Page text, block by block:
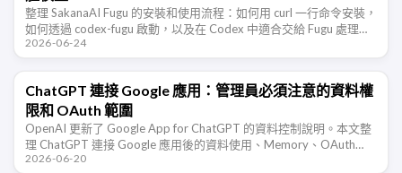
整理 SakanaAI Fugu 的安裝和使用流程：如何用 curl 一行命令安裝，
如何透過 codex-fugu 啟動，以及在 Codex 中適合交給 Fugu 處理的
開發任務和注意事項。
2026-06-24
ChatGPT 連接 Google 應用：管理員必須注意的資料權
限和 OAuth 範圍
OpenAI 更新了 Google App for ChatGPT 的資料控制說明。本文整
理 ChatGPT 連接 Google 應用後的資料使用、Memory、OAuth
scopes、管理員審批與 …
2026-06-20